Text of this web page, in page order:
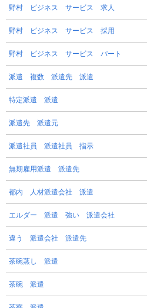
野村 ビジネス サービス 求人
野村 ビジネス サービス 採用
野村 ビジネス サービス パート
派遣 複数 派遣先 派遣
特定派遣 派遣
派遣先 派遣元
派遣社員 派遣社員 指示
無期雇用派遣 派遣先
都内 人材派遣会社 派遣
エルダー 派遣 強い 派遣会社
違う 派遣会社 派遣先
茶碗蒸し 派遣
茶碗 派遣